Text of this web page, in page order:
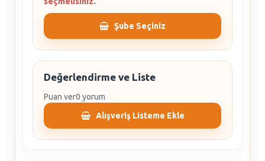
Şube Seçiniz
Değerlendirme ve Liste
Puan ver0 yorum
Alışveriş Listeme Ekle